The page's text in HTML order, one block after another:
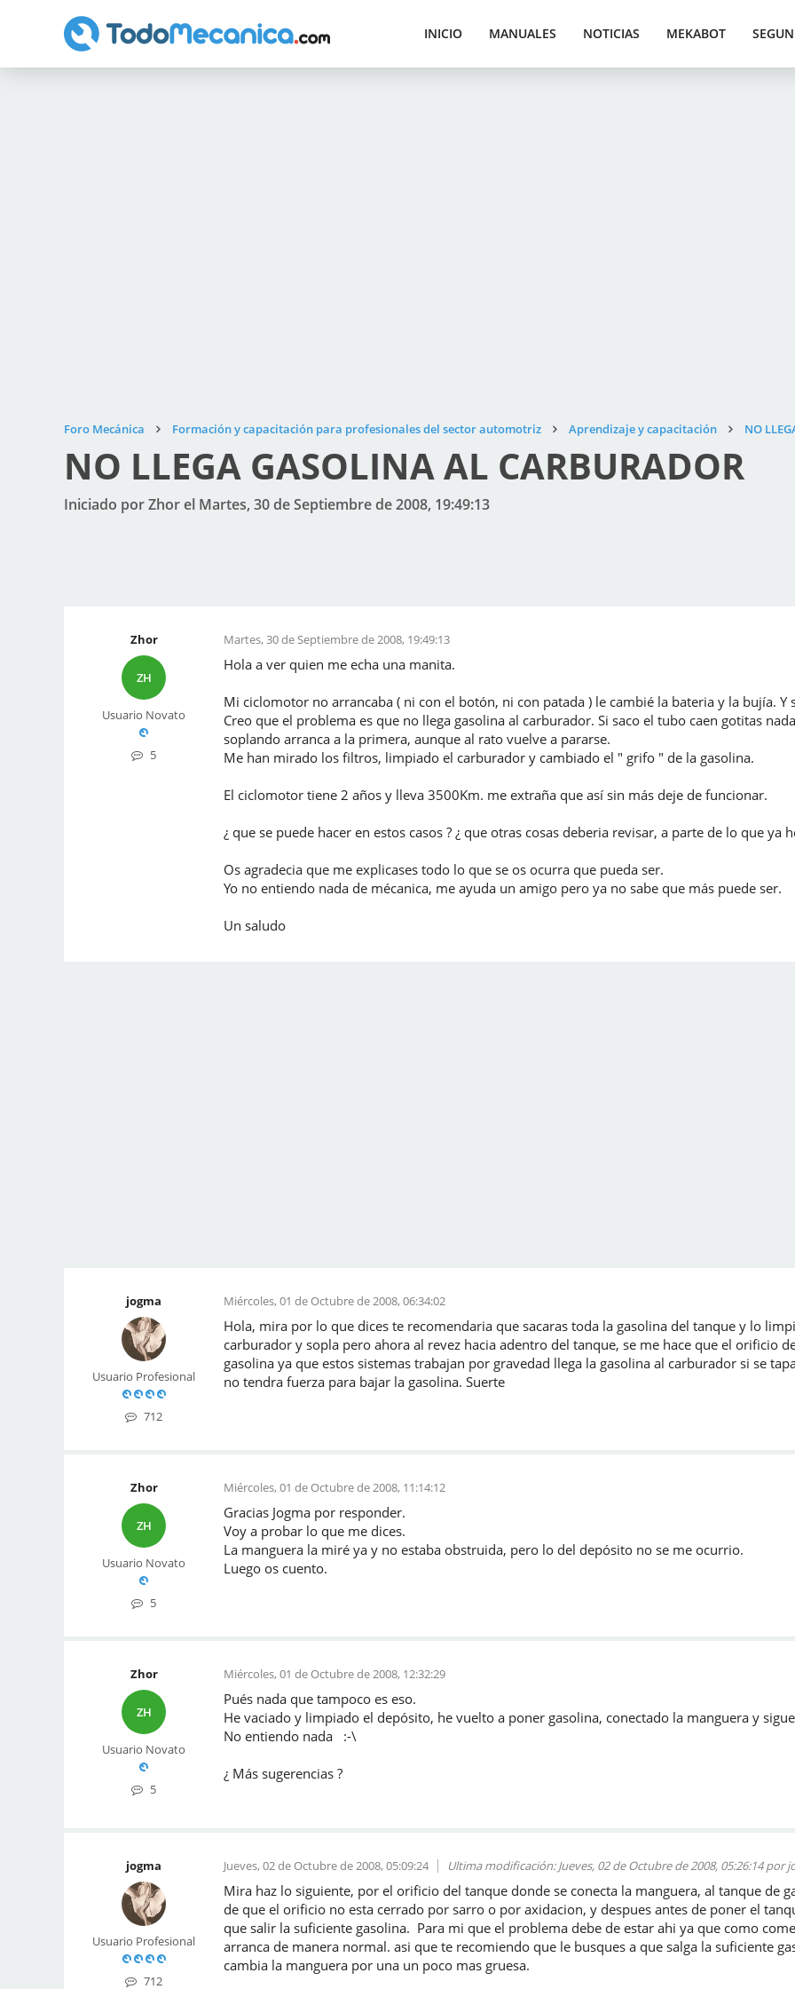
INICIO MANUALES NOTICIAS MEKABOT
Foro Mecánica Formación y capacitación para profesionales del sector automotriz Aprendizaje y capacitación NO
NO LLEGA GASOLINA AL CARBURADOR
Iniciado por Zhor el Martes, 30 de Septiembre de 2008, 19:49:13
Zhor
ZH
Usuario Novato
5
Martes, 30 de Septiembre de 2008, 19:49:13
Hola a ver quien me echa una manita.
Mi ciclomotor no arrancaba ( ni con el botón, ni con patada ) le cambié la bateria y la bujía. Y
Creo que el problema es que no llega gasolina al carburador. Si saco el tubo caen gotitas
soplando arranca a la primera, aunque al rato vuelve a pararse.
Me han mirado los filtros, limpiado el carburador y cambiado el " grifo " de la gasolina.
El ciclomotor tiene 2 años y lleva 3500Km. me extraña que así sin más deje de funcionar.
¿ que se puede hacer en estos casos ? ¿ que otras cosas deberia revisar, a parte de lo que ya
Os agradecia que me explicases todo lo que se os ocurra que pueda ser.
Yo no entiendo nada de mécanica, me ayuda un amigo pero ya no sabe que más puede ser.
Un saludo
jogma
Usuario Profesional
712
Miércoles, 01 de Octubre de 2008, 06:34:02
Hola, mira por lo que dices te recomendaria que sacaras toda la gasolina del tanque y lo
carburador y sopla pero ahora al revez hacia adentro del tanque, se me hace que el orificio
gasolina ya que estos sistemas trabajan por gravedad llega la gasolina al carburador si se
no tendra fuerza para bajar la gasolina. Suerte
Zhor
ZH
Usuario Novato
5
Miércoles, 01 de Octubre de 2008, 11:14:12
Gracias Jogma por responder.
Voy a probar lo que me dices.
La manguera la miré ya y no estaba obstruida, pero lo del depósito no se me ocurrio.
Luego os cuento.
Zhor
ZH
Usuario Novato
5
Miércoles, 01 de Octubre de 2008, 12:32:29
Pués nada que tampoco es eso.
He vaciado y limpiado el depósito, he vuelto a poner gasolina, conectado la manguera y
No entiendo nada :-\
¿ Más sugerencias ?
jogma
Usuario Profesional
712
Jueves, 02 de Octubre de 2008, 05:09:24 Ultima modificación: Jueves, 02 de Octubre de 2008, 05:26:14 por
Mira haz lo siguiente, por el orificio del tanque donde se conecta la manguera, al tanque de
de que el orificio no esta cerrado por sarro o por axidacion, y despues antes de poner el
que salir la suficiente gasolina. Para mi que el problema debe de estar ahi ya que como
arranca de manera normal. asi que te recomiendo que le busques a que salga la suficiente
cambia la manguera por una un poco mas gruesa.